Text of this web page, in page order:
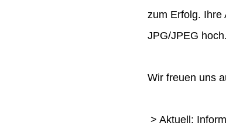
zum Erfolg. Ihre
JPG/JPEG hoch.
Wir freuen uns
> Aktuell: